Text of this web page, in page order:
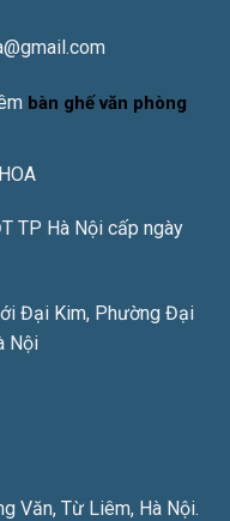
bàn ghế văn phòng
TP Hà Nội cấp ngày
Đại Kim, Phường Đại
Nội
Văn, Từ Liêm, Hà Nội.